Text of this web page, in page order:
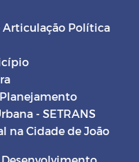
Articulação Política
- SETRANS
na Cidade de João